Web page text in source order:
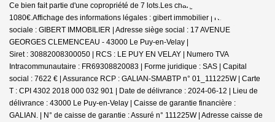
Ce bien fait partie d'une copropriété de 7 lots.Les charges annuelles sont de
1080€.Affichage des informations légales : gibert immobilier | Raison
sociale : GIBERT IMMOBILIER | Adresse siège social : 17 AVENUE
GEORGES CLEMENCEAU - 43000 Le Puy-en-Velay |
Siret : 30882008300050 | RCS : LE PUY EN VELAY | Numero TVA
Intracommunautaire : FR69308820083 | Forme juridique : SAS | Capital
social : 7622 € | Assurance RCP : GALIAN-SMABTP n° 01_111225W | Carte
T : CPI 4302 2018 000 032 901 | Date de délivrance : 2024-06-12 | Lieu de
délivrance : 43000 Le Puy-en-Velay | Caisse de garantie financière :
GALIAN. | N° de caisse de garantie : Assuré n° 111225W | Adresse caisse de